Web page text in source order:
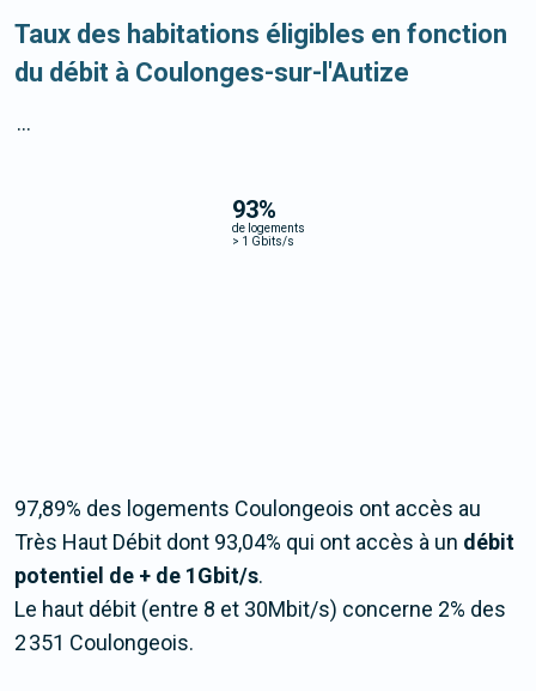
Taux des habitations éligibles en fonction
du débit à Coulonges-sur-l'Autize
93%
de logements
> 1 Gbits/s
...
97,89% des logements Coulongeois ont accès au
Très Haut Débit dont 93,04% qui ont accès à un débit
potentiel de + de 1Gbit/s.
Le haut débit (entre 8 et 30Mbit/s) concerne 2% des
2 351 Coulongeois.